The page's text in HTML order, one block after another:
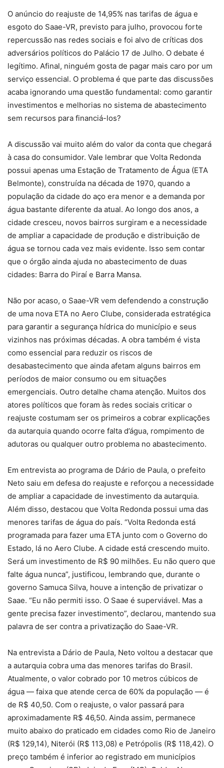
O anúncio do reajuste de 14,95% nas tarifas de água e
esgoto do Saae-VR, previsto para julho, provocou forte
repercussão nas redes sociais e foi alvo de críticas dos
adversários políticos do Palácio 17 de Julho. O debate é
legítimo. Afinal, ninguém gosta de pagar mais caro por um
serviço essencial. O problema é que parte das discussões
acaba ignorando uma questão fundamental: como garantir
investimentos e melhorias no sistema de abastecimento
sem recursos para financiá-los?
A discussão vai muito além do valor da conta que chegará
à casa do consumidor. Vale lembrar que Volta Redonda
possui apenas uma Estação de Tratamento de Água (ETA
Belmonte), construída na década de 1970, quando a
população da cidade do aço era menor e a demanda por
água bastante diferente da atual. Ao longo dos anos, a
cidade cresceu, novos bairros surgiram e a necessidade
de ampliar a capacidade de produção e distribuição de
água se tornou cada vez mais evidente. Isso sem contar
que o órgão ainda ajuda no abastecimento de duas
cidades: Barra do Piraí e Barra Mansa.
Não por acaso, o Saae-VR vem defendendo a construção
de uma nova ETA no Aero Clube, considerada estratégica
para garantir a segurança hídrica do município e seus
vizinhos nas próximas décadas. A obra também é vista
como essencial para reduzir os riscos de
desabastecimento que ainda afetam alguns bairros em
períodos de maior consumo ou em situações
emergenciais. Outro detalhe chama atenção. Muitos dos
atores políticos que foram às redes sociais criticar o
reajuste costumam ser os primeiros a cobrar explicações
da autarquia quando ocorre falta d’água, rompimento de
adutoras ou qualquer outro problema no abastecimento.
Em entrevista ao programa de Dário de Paula, o prefeito
Neto saiu em defesa do reajuste e reforçou a necessidade
de ampliar a capacidade de investimento da autarquia.
Além disso, destacou que Volta Redonda possui uma das
menores tarifas de água do país. “Volta Redonda está
programada para fazer uma ETA junto com o Governo do
Estado, lá no Aero Clube. A cidade está crescendo muito.
Será um investimento de R$ 90 milhões. Eu não quero que
falte água nunca”, justificou, lembrando que, durante o
governo Samuca Silva, houve a intenção de privatizar o
Saae. “Eu não permiti isso. O Saae é superviável. Mas a
gente precisa fazer investimento”, declarou, mantendo sua
palavra de ser contra a privatização do Saae-VR.
Na entrevista a Dário de Paula, Neto voltou a destacar que
a autarquia cobra uma das menores tarifas do Brasil.
Atualmente, o valor cobrado por 10 metros cúbicos de
água — faixa que atende cerca de 60% da população — é
de R$ 40,50. Com o reajuste, o valor passará para
aproximadamente R$ 46,50. Ainda assim, permanece
muito abaixo do praticado em cidades como Rio de Janeiro
(R$ 129,14), Niterói (R$ 113,08) e Petrópolis (R$ 118,42). O
preço também é inferior ao registrado em municípios